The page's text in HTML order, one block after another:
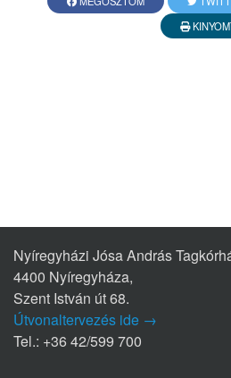
Nyíregyházi Jósa András
4400 Nyíregyháza,
Szent István út 68.
Útvonaltervezés ide →
Tel.: +36 42/599 700